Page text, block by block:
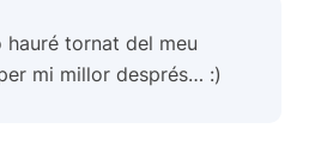
hauré tornat del meu
mi millor després… :)